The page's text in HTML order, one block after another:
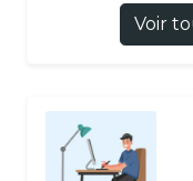
Voir